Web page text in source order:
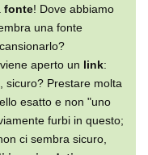
fonte! Dove abbiamo
una fonte
aperto un link:
sicuro? Prestare molta
esatto e non "uno
furbi in questo;
ci sembra sicuro,